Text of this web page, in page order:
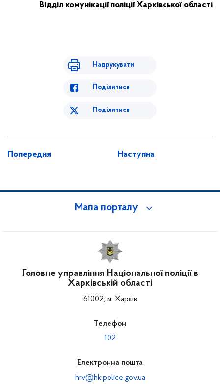
Відділ комунікації поліції Харківської області
Надрукувати
Поділитися
Поділитися
Попередня Наступна
Мапа порталу
Головне управління Національної поліції в
Харківській області
61002, м. Харків
Телефон
102
Електронна пошта
hrv@hk.police.gov.ua